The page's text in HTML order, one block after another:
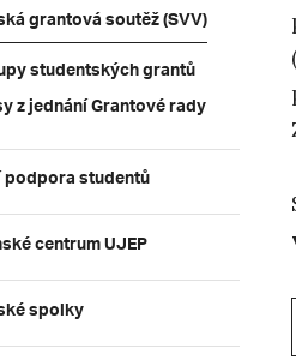
grantová soutěž (SVV)
studentských grantů
z jednání Grantové rady
podpora studentů
centrum UJEP
spolky